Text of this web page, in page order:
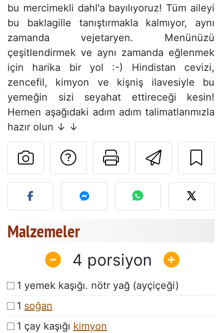
bu mercimekli dahl'a bayılıyoruz! Tüm aileyi
bu baklagille tanıştırmakla kalmıyor, aynı
zamanda vejetaryen. Menünüzü
çeşitlendirmek ve aynı zamanda eğlenmek
için harika bir yol :-) Hindistan cevizi,
zencefil, kimyon ve kişniş ilavesiyle bu
yemeğin sizi seyahat ettireceği kesin!
Hemen aşağıdaki adım adım talimatlarımızla
hazır olun ↓ ↓
Bu sayfayı
Tarif sahibine bir
Bu tarifin fotoğrafını
Malzemeler
4
1 yemek kaşığı. nötr yağ (ayçiçeği)
1 soğan
1 çay kaşığı kimyon